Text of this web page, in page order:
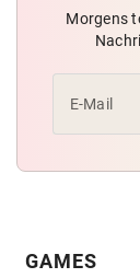
Morgens
E-Mail
GAMES